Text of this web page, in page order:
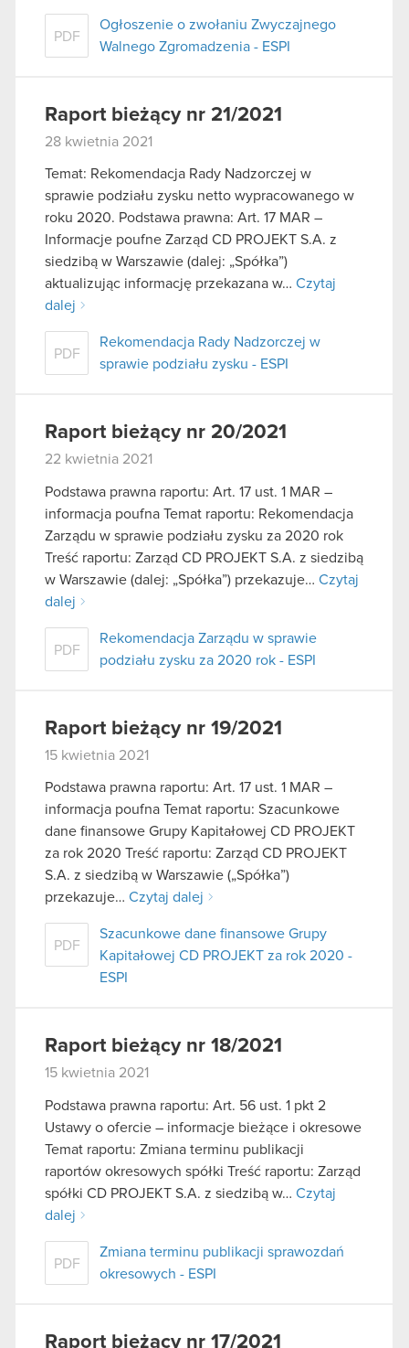
PDF
Ogłoszenie o zwołaniu Zwyczajnego
Walnego Zgromadzenia - ESPI
Raport bieżący nr 21/2021
28 kwietnia 2021
Temat: Rekomendacja Rady Nadzorczej w
sprawie podziału zysku netto wypracowanego w
roku 2020. Podstawa prawna: Art. 17 MAR –
Informacje poufne Zarząd CD PROJEKT S.A. z
siedzibą w Warszawie (dalej: „Spółka”)
aktualizując informację przekazana w… Czytaj
dalej
PDF
Rekomendacja Rady Nadzorczej w
sprawie podziału zysku - ESPI
Raport bieżący nr 20/2021
22 kwietnia 2021
Podstawa prawna raportu: Art. 17 ust. 1 MAR –
informacja poufna Temat raportu: Rekomendacja
Zarządu w sprawie podziału zysku za 2020 rok
Treść raportu: Zarząd CD PROJEKT S.A. z siedzibą
w Warszawie (dalej: „Spółka”) przekazuje… Czytaj
dalej
PDF
Rekomendacja Zarządu w sprawie
podziału zysku za 2020 rok - ESPI
Raport bieżący nr 19/2021
15 kwietnia 2021
Podstawa prawna raportu: Art. 17 ust. 1 MAR –
informacja poufna Temat raportu: Szacunkowe
dane finansowe Grupy Kapitałowej CD PROJEKT
za rok 2020 Treść raportu: Zarząd CD PROJEKT
S.A. z siedzibą w Warszawie („Spółka”)
przekazuje… Czytaj dalej
PDF
Szacunkowe dane finansowe Grupy
Kapitałowej CD PROJEKT za rok 2020 -
ESPI
Raport bieżący nr 18/2021
15 kwietnia 2021
Podstawa prawna raportu: Art. 56 ust. 1 pkt 2
Ustawy o ofercie – informacje bieżące i okresowe
Temat raportu: Zmiana terminu publikacji
raportów okresowych spółki Treść raportu: Zarząd
spółki CD PROJEKT S.A. z siedzibą w… Czytaj
dalej
PDF
Zmiana terminu publikacji sprawozdań
okresowych - ESPI
Raport bieżący nr 17/2021